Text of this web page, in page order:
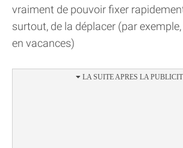
vraiment de pouvoir fixer
surtout, de la déplacer (par
en vacances)